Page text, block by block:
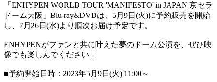
「ENHYPEN WORLD TOUR 'MANIFESTO' in JAPAN 京セラ
ドーム大阪」Blu-ray&DVDは、5月9日(火)に予約販売を開始
し、7月26日(水)より順次お届け予定です。
ENHYPENがファンと共に叶えた夢のドーム公演を、ぜひ映
像でも楽しんでください！
■予約開始日時：2023年5月9日(火) 11:00～